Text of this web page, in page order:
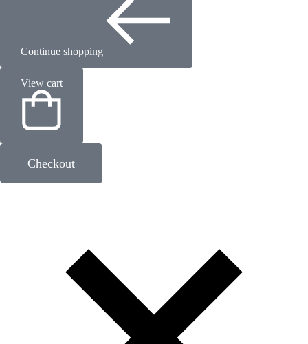
Continue shopping
View cart
Checkout